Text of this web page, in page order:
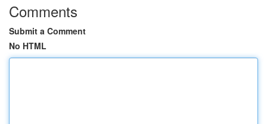
Comments
Submit a Comment
No HTML